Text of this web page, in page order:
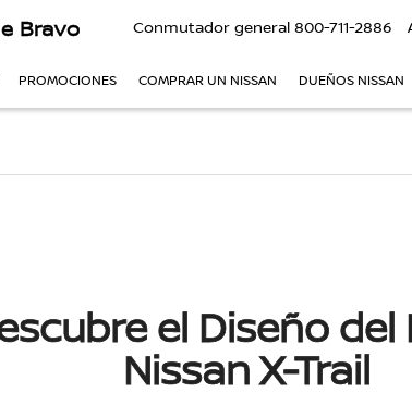
Bravo Conmutador general 800-711-2886
PROMOCIONES COMPRAR UN NISSAN DUEÑOS NISSAN
el Diseño del
Nissan X-Trail